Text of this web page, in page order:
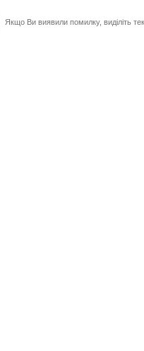
Якщо Ви виявили помилку, виділіть